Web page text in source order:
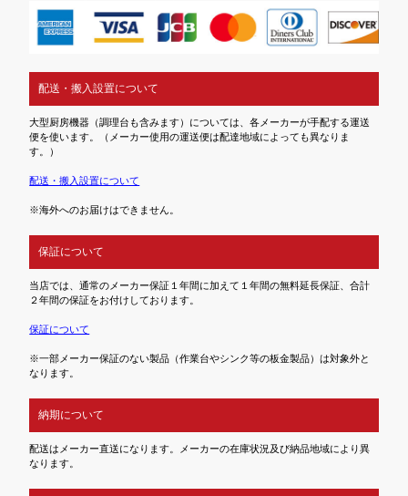
配送・搬入設置について
大型厨房機器（調理台も含みます）については、各メーカーが手配する運送
便を使います。（メーカー使用の運送便は配達地域によっても異なりま
す。）
配送・搬入設置について
※海外へのお届けはできません。
保証について
当店では、通常のメーカー保証１年間に加えて１年間の無料延長保証、合計
２年間の保証をお付けしております。
保証について
※一部メーカー保証のない製品（作業台やシンク等の板金製品）は対象外と
なります。
納期について
配送はメーカー直送になります。メーカーの在庫状況及び納品地域により異
なります。